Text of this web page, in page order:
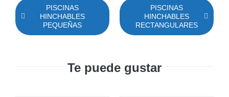
PISCINAS
HINCHABLES
PEQUEÑAS
PISCINAS
HINCHABLES
RECTANGULARES
Te puede gustar